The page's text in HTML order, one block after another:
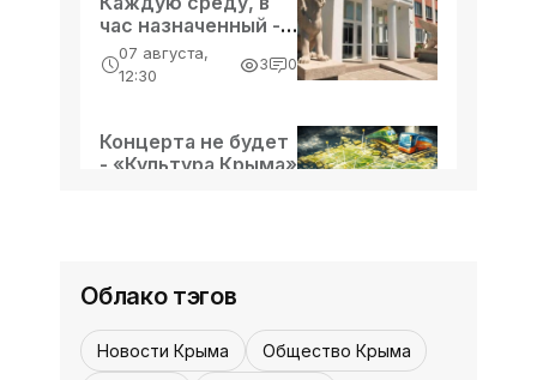
час назначенный -
«Культура Крыма»
07 августа,
12:30
3 0
Концерта не будет
- «Культура Крыма»
Облако тэгов
Новости Крыма Общество Крыма